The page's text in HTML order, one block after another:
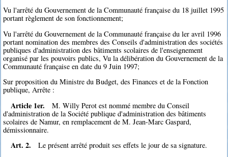
Vu l'arrêté du Gouvernement de la Communauté française du 18 juillet 1995
portant règlement de son fonctionnement;
Vu l'arrêté du Gouvernement de la Communauté française du ler avril 1996
portant nomination des membres des Conseils d'administration des sociétés
publiques d'administration des bâtiments scolaires de l'enseignement
organisé par les pouvoirs publics, Vu la délibération du Gouvernement de la
Communauté française en date du 9 Juin 1997;
Sur proposition du Ministre du Budget, des Finances et de la Fonction
publique, Arrête :
Article 1er.
M. Willy Perot est nommé membre du Conseil
d'administration de la Société publique d'administration des bâtiments
scolaires de Namur, en remplacement de M. Jean-Marc Gaspard,
démissionnaire.
Art. 2. Le présent arrêté produit ses effets le jour de sa signature.